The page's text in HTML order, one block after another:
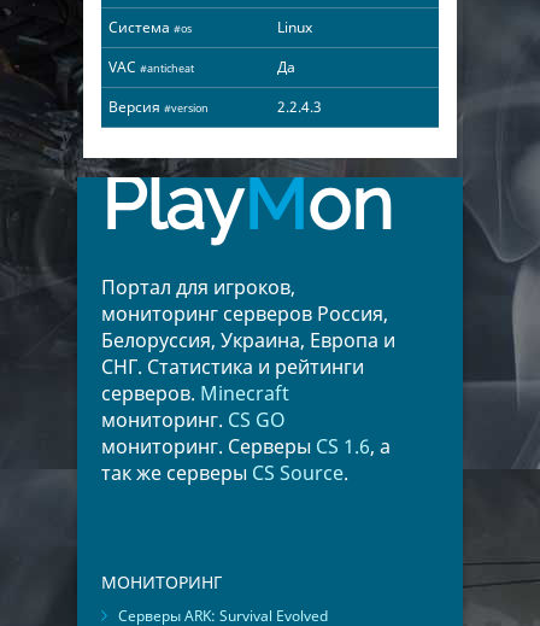
Система #os
Linux
VAC #anticheat
Да
Версия #version 2.2.4.3
PlayMon
Портал для игроков,
мониторинг серверов Россия,
Белоруссия, Украина, Европа и
СНГ. Статистика и рейтинги
серверов. Minecraft
мониторинг. CS GO
мониторинг. Серверы CS 1.6, а
так же серверы CS Source.
МОНИТОРИНГ
Серверы ARK: Survival Evolved